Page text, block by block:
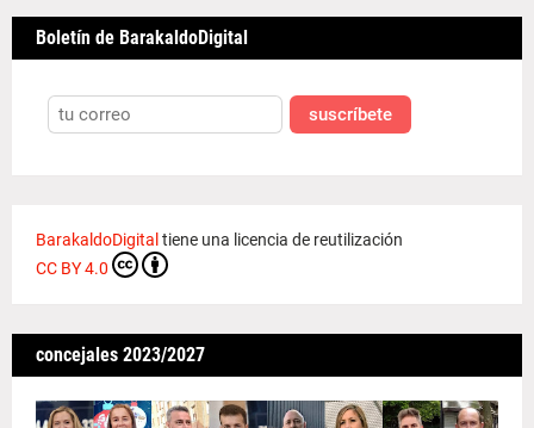
Boletín de BarakaldoDigital
suscríbete
BarakaldoDigital tiene una licencia de reutilización
CC BY 4.0
concejales 2023/2027